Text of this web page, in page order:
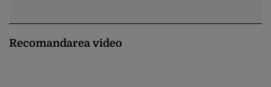
Recomandarea video